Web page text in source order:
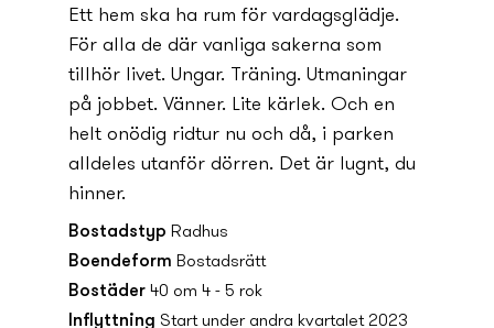
Ett hem ska ha rum för vardagsglädje.
För alla de där vanliga sakerna som
tillhör livet. Ungar. Träning. Utmaningar
på jobbet. Vänner. Lite kärlek. Och en
helt onödig ridtur nu och då, i parken
alldeles utanför dörren. Det är lugnt, du
hinner.
Bostadstyp Radhus
Boendeform Bostadsrätt
Bostäder 40 om 4 - 5 rok
Inflyttning Start under andra kvartalet 2023